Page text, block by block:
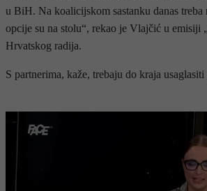
u BiH. Na koalicijskom sastanku danas treba
opcije su na stolu“, rekao je Vlajčić u emisiji
Hrvatskog radija.
S partnerima, kaže, trebaju do kraja